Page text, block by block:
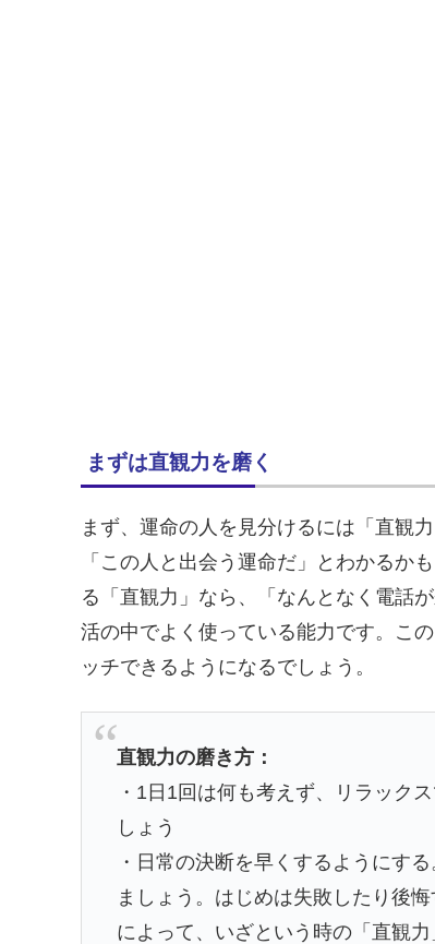
まずは直観力を磨く
まず、運命の人を見分けるには「直観
「この人と出会う運命だ」とわかるか
る「直観力」なら、「なんとなく電話
活の中でよく使っている能力です。こ
ッチできるようになるでしょう。
直観力の磨き方：
・1日1回は何も考えず、リラック
しょう
・日常の決断を早くするようにす
ましょう。はじめは失敗したり後
によって、いざという時の「直観力